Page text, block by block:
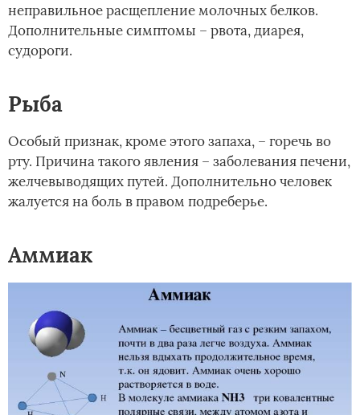
неправильное расщепление молочных белков.
Дополнительные симптомы – рвота, диарея,
судороги.
Рыба
Особый признак, кроме этого запаха, – горечь во
рту. Причина такого явления – заболевания печени,
желчевыводящих путей. Дополнительно человек
жалуется на боль в правом подреберье.
Аммиак